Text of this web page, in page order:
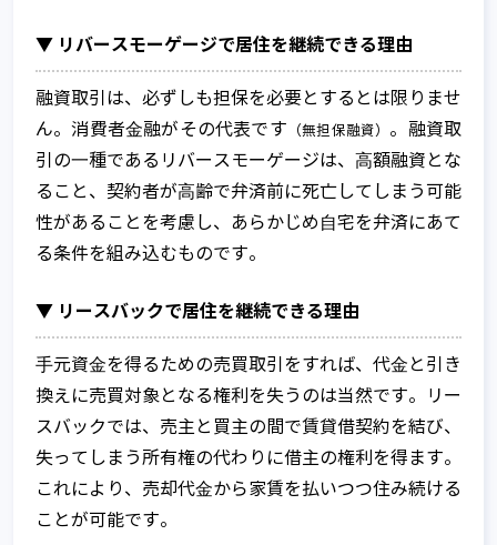
▼ リバースモーゲージで居住を継続できる理由
融資取引は、必ずしも担保を必要とするとは限りませ
ん。消費者⾦融がその代表です （無担保融資） 。融資取
引の⼀種であるリバースモーゲージは、⾼額融資とな
ること、契約者が⾼齢で弁済前に死亡してしまう可能
性があることを考慮し、あらかじめ⾃宅を弁済にあて
る条件を組み込むものです。
▼ リースバックで居住を継続できる理由
⼿元資⾦を得るための売買取引をすれば、代⾦と引き
換えに売買対象となる権利を失うのは当然です。リー
スバックでは、売主と買主の間で賃貸借契約を結び、
失ってしまう所有権の代わりに借主の権利を得ます。
これにより、売却代⾦から家賃を払いつつ住み続ける
ことが可能です。